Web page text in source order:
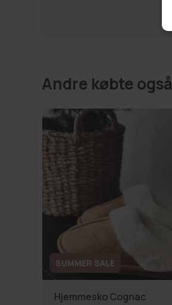
Andre købte også
SUMMER SALE
Hjemmesko Cognac